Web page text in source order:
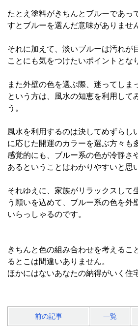
たとえ塗料がきちんとブルーであっ
すとブルーを選んだ意味がありませ
それに加えて、淡いブルーは汚れが
ことにも気をつけたいポイントとな
また外壁の色を選ぶ際、迷ってしま
という方は、風水の知恵を利用して
う。
風水を利用するのは決してめずらし
に応じた開運のカラーを選ぶ方々も
感覚的にも、ブルー系の色が冷静さ
あるということはわかりやすいと思
それゆえに、家族がリラックスして
う願いを込めて、ブルー系の色を外
いらっしゃるのです。
きちんと色の組み合わせを考えるこ
るとこは間違いありません。
ほかにはないあなたの納得がいく住
前の記事 一覧